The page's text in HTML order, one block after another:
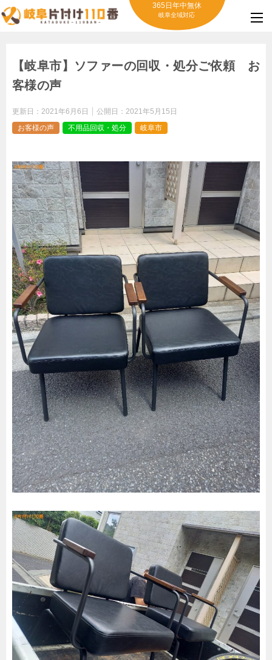
365日年中無休
岐阜全域対応
【岐阜市】ソファーの回収・処分ご依頼 お
客様の声
更新日： 2021年6月6日 公開日： 2021年5月15日
お客様の声
不用品回収・処分 岐阜市